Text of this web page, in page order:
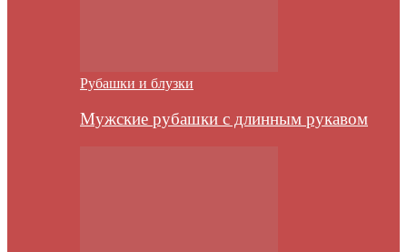
Рубашки и блузки
Мужские рубашки с длинным рукавом